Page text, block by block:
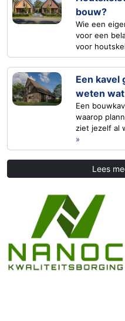
bouw?
Wie een
voor een
voor
Een kavel
weten
Een
waarop
ziet jezelf al
»
Lees